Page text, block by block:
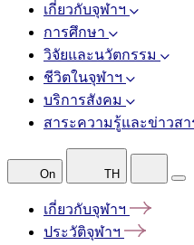
เกี่ยวกับจุฬาฯ
การศึกษา
วิจัยและนวัตกรรม
ชีวิตในจุฬาฯ
บริการสังคม
สาระความรู้และข่าวสา
On TH
เกี่ยวกับจุฬาฯ
ประวัติจุฬาฯ